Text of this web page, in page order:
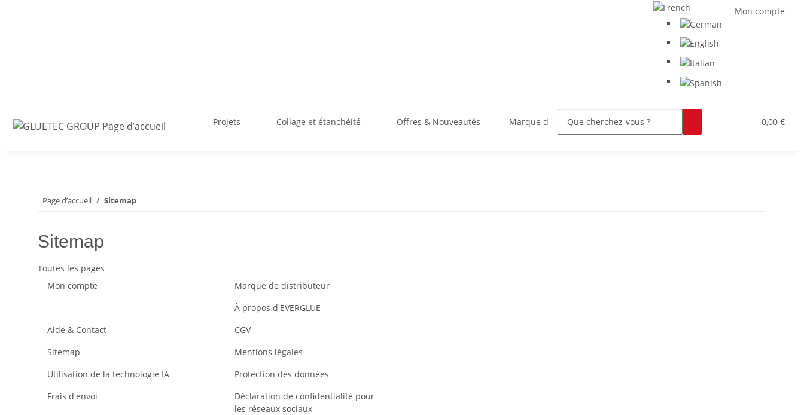
Mon compte
0,00 €
Projets Collage et étanchéité Offres & Nouveautés Marque de distributeur À propos d'EVERGLUE
Page d’accueil Sitemap
Sitemap
Toutes les pages
Mon compte
Marque de distributeur
À propos d'EVERGLUE
Aide & Contact
Sitemap
Utilisation de la technologie IA
Frais d'envoi
CGV
Mentions légales
Protection des données
Déclaration de confidentialité pour
les réseaux sociaux